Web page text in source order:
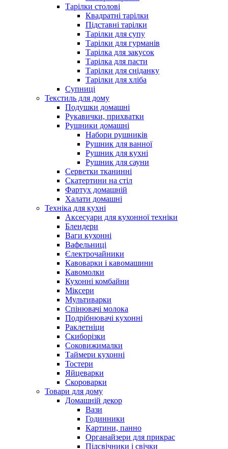
Тарілки столові
Квадратні тарілки
Підставні тарілки
Тарілки для супу
Тарілки для гурманів
Тарілка для закусок
Тарілка для пасти
Тарілки для сніданку
Тарілки для хліба
Супниці
Текстиль для дому
Подушки домашні
Рукавички, прихватки
Рушники домашні
Набори рушників
Рушник для ванної
Рушник для кухні
Рушник для сауни
Серветки тканинні
Скатертини на стіл
Фартух домашній
Халати домашні
Техніка для кухні
Аксесуари для кухонної техніки
Блендери
Ваги кухонні
Вафельниці
Єлектрочайники
Кавоварки і кавомашини
Кавомолки
Кухонні комбайни
Міксери
Мультиварки
Спінювачі молока
Подрібнювачі кухонні
Раклетніци
Скиборізки
Соковижималки
Таймери кухонні
Тостери
Яйцеварки
Скороварки
Товари для дому
Домашній декор
Вази
Годинники
Картини, панно
Органайзери для прикрас
Підсвічники і свічки